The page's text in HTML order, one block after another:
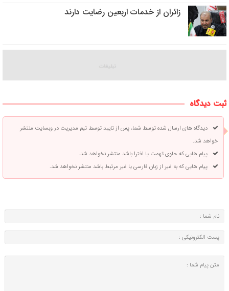
زائران از خدمات اربعین رضایت دارند
ثبت دیدگاه
دیدگاه های ارسال شده توسط شما، پس از تایید توسط تیم مدیریت در وبسایت منتشر
خواهد شد.
پیام هایی که حاوی تهمت یا افترا باشد منتشر نخواهد شد.
پیام هایی که به غیر از زبان فارسی یا غیر مرتبط باشد منتشر نخواهد شد.